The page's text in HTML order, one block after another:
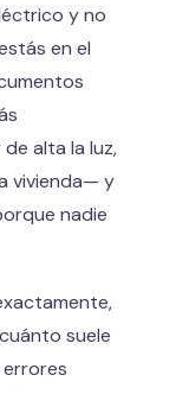
y no
en el
alta la luz,
vivienda— y
nadie
suele